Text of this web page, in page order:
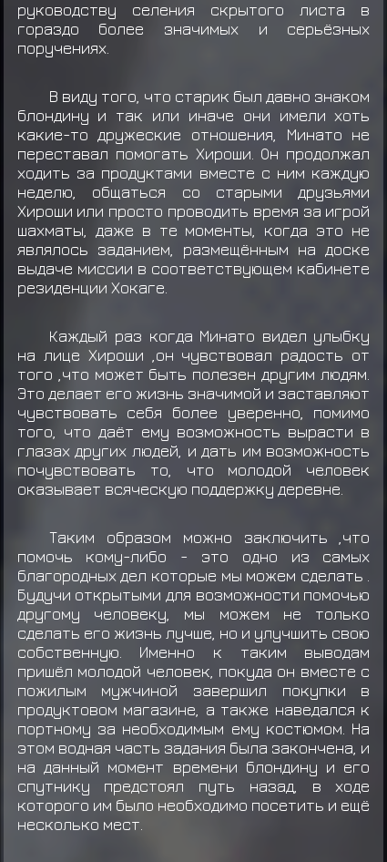
руководству селения скрытого листа в
гораздо более значимых и серьёзных
поручениях.
В виду того, что старик был давно знаком
блондину и так или иначе они имели хоть
какие-то дружеские отношения, Минато не
переставал помогать Хироши. Он продолжал
ходить за продуктами вместе с ним каждую
неделю, общаться со старыми друзьями
Хироши или просто проводить время за игрой
шахматы, даже в те моменты, когда это не
являлось заданием, размещённым на доске
выдаче миссии в соответствующем кабинете
резиденции Хокаге.
Каждый раз когда Минато видел улыбку
на лице Хироши ,он чувствовал радость от
того ,что может быть полезен другим людям.
Это делает его жизнь значимой и заставляют
чувствовать себя более уверенно, помимо
того, что даёт ему возможность вырасти в
глазах других людей, и дать им возможность
почувствовать то, что молодой человек
оказывает всяческую поддержку деревне.
Таким образом можно заключить ,что
помочь кому-либо - это одно из самых
благородных дел которые мы можем сделать .
Будучи открытыми для возможности помочью
другому человеку, мы можем не только
сделать его жизнь лучше, но и улучшить свою
собственную. Именно к таким выводам
пришёл молодой человек, покуда он вместе с
пожилым мужчиной завершил покупки в
продуктовом магазине, а также наведался к
портному за необходимым ему костюмом. На
этом водная часть задания была закончена, и
на данный момент времени блондину и его
спутнику предстоял путь назад, в ходе
которого им было необходимо посетить и ещё
несколько мест.